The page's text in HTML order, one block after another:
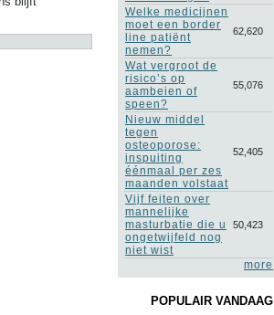
Welke medicijnen
moet een border
line patiënt
nemen?
62,620
Wat vergroot de
risico’s op
aambeien of
speen?
55,076
Nieuw middel
tegen
osteoporose:
inspuiting
éénmaal per zes
maanden volstaat
52,405
Vijf feiten over
mannelijke
masturbatie die u
ongetwijfeld nog
niet wist
50,423
more
POPULAIR VANDAAG